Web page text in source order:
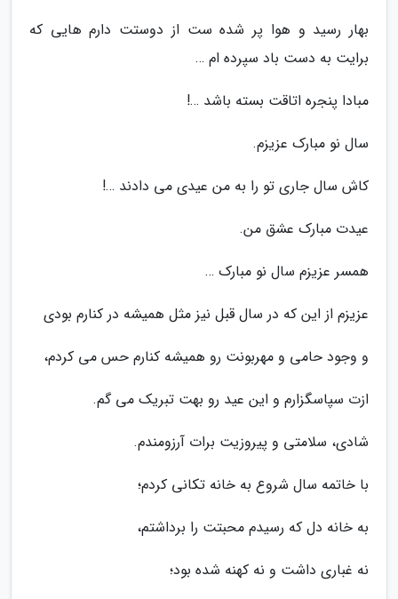
بهار رسید و هوا پر شده ست از دوستت دارم هایی که
برایت به دست باد سپرده ام …
مبادا پنجره اتاقت بسته باشد …!
سال نو مبارک عزیزم.
کاش سال جاری تو را به من عیدی می دادند …!
عیدت مبارک عشق من.
همسر عزیزم سال نو مبارک …
عزیزم از این که در سال قبل نیز مثل همیشه در کنارم بودی
و وجود حامی و مهربونت رو همیشه کنارم حس می کردم،
ازت سپاسگزارم و این عید رو بهت تبریک می گم.
شادی، سلامتی و پیروزیت برات آرزومندم.
با خاتمه سال شروع به خانه تکانی کردم؛
به خانه دل که رسیدم محبتت را برداشتم،
نه غباری داشت و نه کهنه شده بود؛